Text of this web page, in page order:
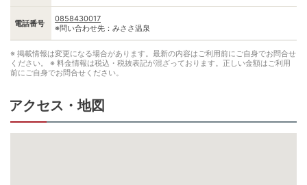
電話番号
0858430017
※問い合わせ先：みささ温泉
※ 掲載情報は変更になる場合があります。最新の内容はご利用前にご自身でお問合せ
ください。
※ 料金情報は税込・税抜表記が混ざっております。正しい金額はご利用
前にご自身でお問合せください。
アクセス・地図